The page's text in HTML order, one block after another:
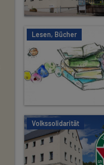
Lesen, Bücher
Volkssolidarität